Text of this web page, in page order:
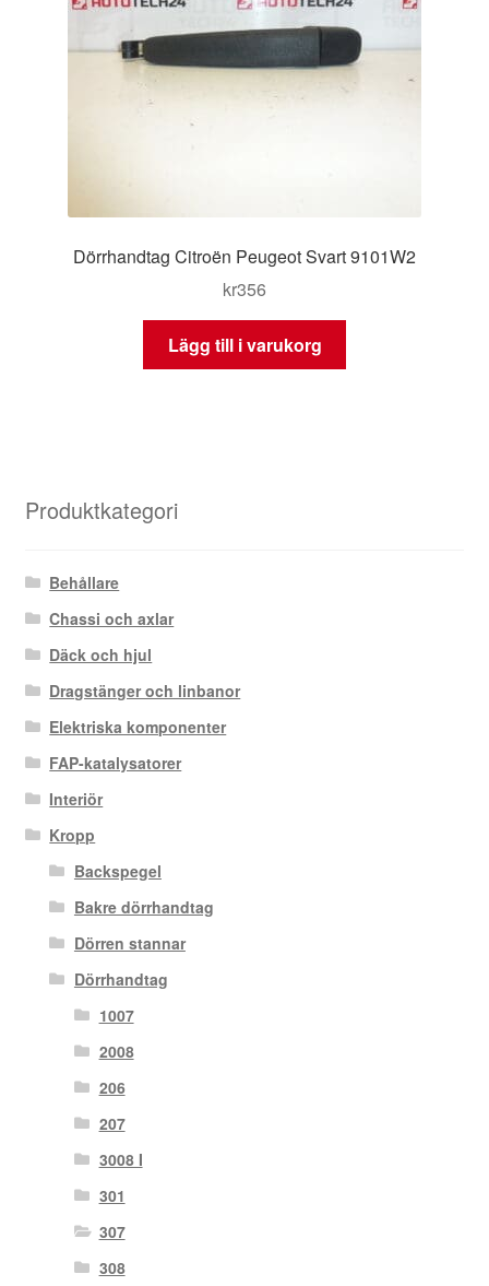
Dörrhandtag Citroën Peugeot Svart 9101W2
kr356
Lägg till i varukorg
Produktkategori
Behållare
Chassi och axlar
Däck och hjul
Dragstänger och linbanor
Elektriska komponenter
FAP-katalysatorer
Interiör
Kropp
Backspegel
Bakre dörrhandtag
Dörren stannar
Dörrhandtag
1007
2008
206
207
3008 I
301
307
308